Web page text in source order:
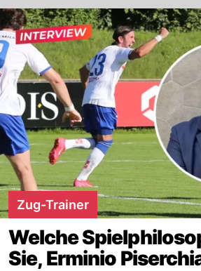
Zug-Trainer
Welche
Sie, Erminio